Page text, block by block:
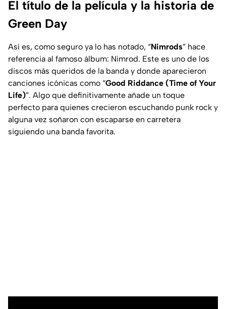
El título de la película y la historia de
Green Day
Así es, como seguro ya lo has notado, “Nimrods” hace
referencia al famoso álbum: Nimrod. Este es uno de los
discos más queridos de la banda y donde aparecieron
canciones icónicas como “Good Riddance (Time of Your
Life)”. Algo que definitivamente añade un toque
perfecto para quienes crecieron escuchando punk rock y
alguna vez soñaron con escaparse en carretera
siguiendo una banda favorita.